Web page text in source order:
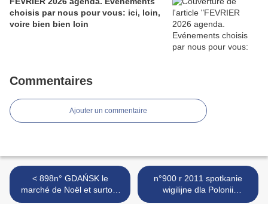
choisis par nous pour vous: ici, loin,
voire bien bien loin
Commentaires
Ajouter un commentaire
< 898n° GDAŃSK le
marché de Noël et surtout
la vieille ville décembre
n°900 r 2011 spotkanie
wigilijne dla Polonii
belgijskiej w Konsulacie w